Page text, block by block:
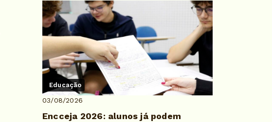
Educação
03/08/2026
Encceja 2026: alunos já podem